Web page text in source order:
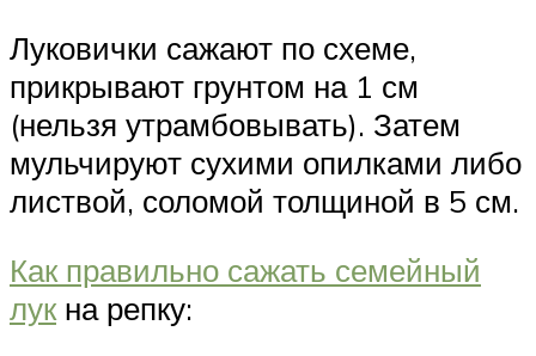
Луковички сажают по схеме,
прикрывают грунтом на 1 см
(нельзя утрамбовывать). Затем
мульчируют сухими опилками либо
листвой, соломой толщиной в 5 см.
Как правильно сажать семейный
лук на репку: